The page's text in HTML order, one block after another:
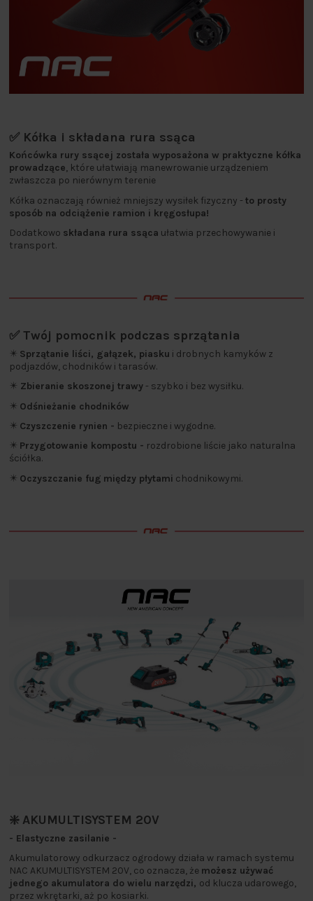
✅ Kółka i składana rura ssąca
Końcówka rury ssącej została wyposażona w praktyczne kółka
prowadzące, które ułatwiają manewrowanie urządzeniem
zwłaszcza po nierównym terenie
Kółka oznaczają również mniejszy wysiłek fizyczny - to prosty
sposób na odciążenie ramion i kręgosłupa!
Dodatkowo składana rura ssąca ułatwia przechowywanie i
transport.
✅ Twój pomocnik podczas sprzątania
✴️ Sprzątanie liści, gałązek, piasku i drobnych kamyków z
podjazdów, chodników i tarasów.
✴️ Zbieranie skoszonej trawy - szybko i bez wysiłku.
✴️ Odśnieżanie chodników
✴️ Czyszczenie rynien - bezpieczne i wygodne.
✴️ Przygotowanie kompostu - rozdrobione liście jako naturalna
ściółka.
✴️ Oczyszczanie fug między płytami chodnikowymi.
❇️ AKUMULTISYSTEM 20V
- Elastyczne zasilanie -
Akumulatorowy odkurzacz ogrodowy działa w ramach systemu
NAC AKUMULTISYSTEM 20V, co oznacza, że możesz używać
jednego akumulatora do wielu narzędzi, od klucza udarowego,
przez wkrętarki, aż po kosiarki.